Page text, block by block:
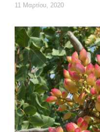
11 Μαρτίου, 2020